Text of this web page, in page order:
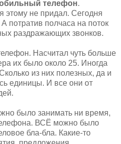
телефон.
этому не придал. Сегодня
потратив полчаса на поток
раздражающих звонков.
Насчитал чуть больше
их было около 25. Иногда
из них полезных, да и
единицы. И все они от
было занимать ни время,
ВСЁ можно было
бла-бла. Какие-то